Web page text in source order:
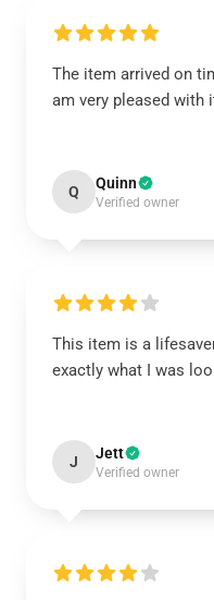
The item arrived on
am very pleased with
Q Quinn
Verified owner
This item is a
exactly what I was
J Jett
Verified owner